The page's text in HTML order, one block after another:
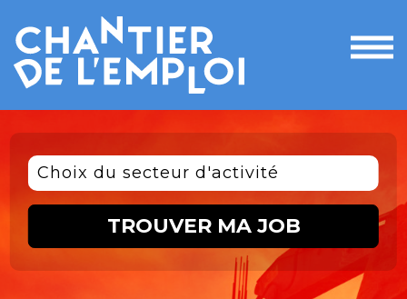
le
Choix du secteur d'activité
TROUVER MA JOB